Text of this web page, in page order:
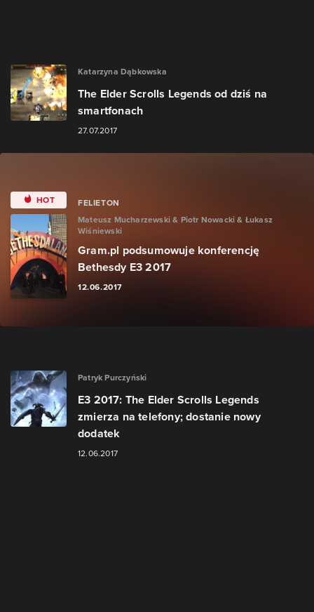
Katarzyna Dąbkowska
The Elder Scrolls Legends od dziś na
smartfonach
27.07.2017
HOT
FELIETON
Mateusz Mucharzewski & Piotr Nowacki & Łukasz
Wiśniewski
Gram.pl podsumowuje konferencję
Bethesdy E3 2017
12.06.2017
Patryk Purczyński
E3 2017: The Elder Scrolls Legends
zmierza na telefony; dostanie nowy
dodatek
12.06.2017